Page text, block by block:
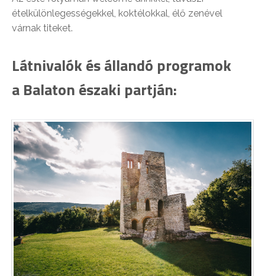
ételkülönlegességekkel, koktélokkal, élő zenével
várnak titeket.
Látnivalók és állandó programok
a Balaton északi partján: